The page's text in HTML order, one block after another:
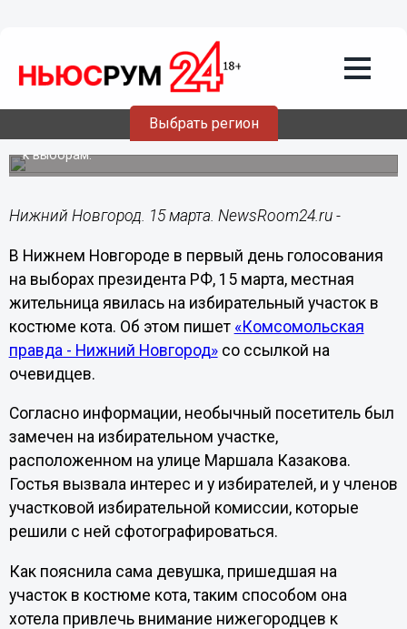
Выбрать регион
Нижегородка явилась на
избирательный участок в костюме
кота
Она пояснила, что хочет привлечь внимание избирателей
к выборам.
Нижний Новгород. 15 марта. NewsRoom24.ru -
В Нижнем Новгороде в первый день голосования
на выборах президента РФ, 15 марта, местная
жительница явилась на избирательный участок в
костюме кота. Об этом пишет «Комсомольская
правда - Нижний Новгород»со ссылкой на
очевидцев.
Согласно информации, необычный посетитель был
замечен на избирательном участке,
расположенном на улице Маршала Казакова.
Гостья вызвала интерес и у избирателей, и у членов
участковой избирательной комиссии, которые
решили с ней сфотографироваться.
Как пояснила сама девушка, пришедшая на
участок в костюме кота, таким способом она
хотела привлечь внимание нижегородцев к